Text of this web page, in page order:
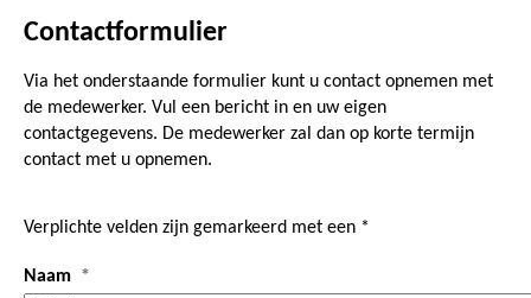
Contactformulier
Via het onderstaande formulier kunt u contact opnemen met
de medewerker. Vul een bericht in en uw eigen
contactgegevens. De medewerker zal dan op korte termijn
contact met u opnemen.
Verplichte velden zijn gemarkeerd met een *
Naam